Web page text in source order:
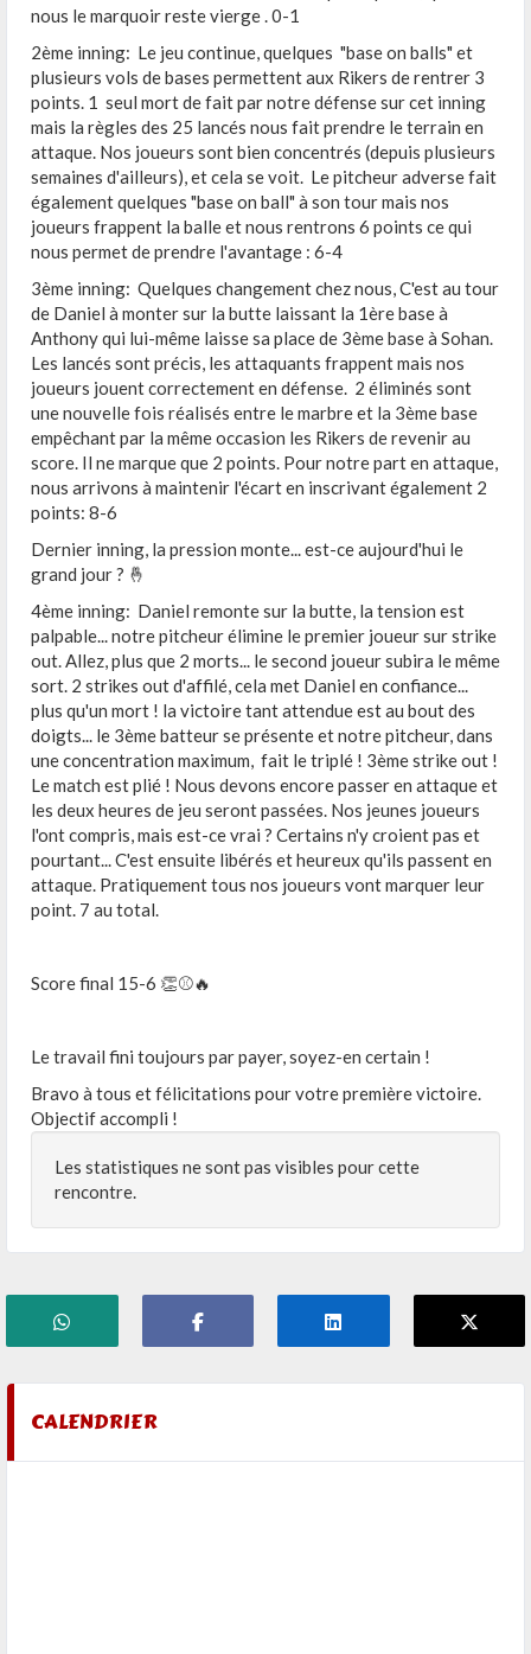
nous le marquoir reste vierge . 0-1
2ème inning: Le jeu continue, quelques "base on balls" et
plusieurs vols de bases permettent aux Rikers de rentrer 3
points. 1 seul mort de fait par notre défense sur cet inning
mais la règles des 25 lancés nous fait prendre le terrain en
attaque. Nos joueurs sont bien concentrés (depuis plusieurs
semaines d'ailleurs), et cela se voit. Le pitcheur adverse fait
également quelques "base on ball" à son tour mais nos
joueurs frappent la balle et nous rentrons 6 points ce qui
nous permet de prendre l'avantage : 6-4
3ème inning: Quelques changement chez nous, C'est au tour
de Daniel à monter sur la butte laissant la 1ère base à
Anthony qui lui-même laisse sa place de 3ème base à Sohan.
Les lancés sont précis, les attaquants frappent mais nos
joueurs jouent correctement en défense. 2 éliminés sont
une nouvelle fois réalisés entre le marbre et la 3ème base
empêchant par la même occasion les Rikers de revenir au
score. Il ne marque que 2 points. Pour notre part en attaque,
nous arrivons à maintenir l'écart en inscrivant également 2
points: 8-6
Dernier inning, la pression monte... est-ce aujourd'hui le
grand jour ? 🤞
4ème inning: Daniel remonte sur la butte, la tension est
palpable... notre pitcheur élimine le premier joueur sur strike
out. Allez, plus que 2 morts... le second joueur subira le même
sort. 2 strikes out d'affilé, cela met Daniel en confiance...
plus qu'un mort ! la victoire tant attendue est au bout des
doigts... le 3ème batteur se présente et notre pitcheur, dans
une concentration maximum, fait le triplé ! 3ème strike out !
Le match est plié ! Nous devons encore passer en attaque et
les deux heures de jeu seront passées. Nos jeunes joueurs
l'ont compris, mais est-ce vrai ? Certains n'y croient pas et
pourtant... C'est ensuite libérés et heureux qu'ils passent en
attaque. Pratiquement tous nos joueurs vont marquer leur
point. 7 au total.
Score final 15-6 👏⚾🔥
Le travail fini toujours par payer, soyez-en certain !
Bravo à tous et félicitations pour votre première victoire.
Objectif accompli !
Les statistiques ne sont pas visibles pour cette
rencontre.
CALENDRIER